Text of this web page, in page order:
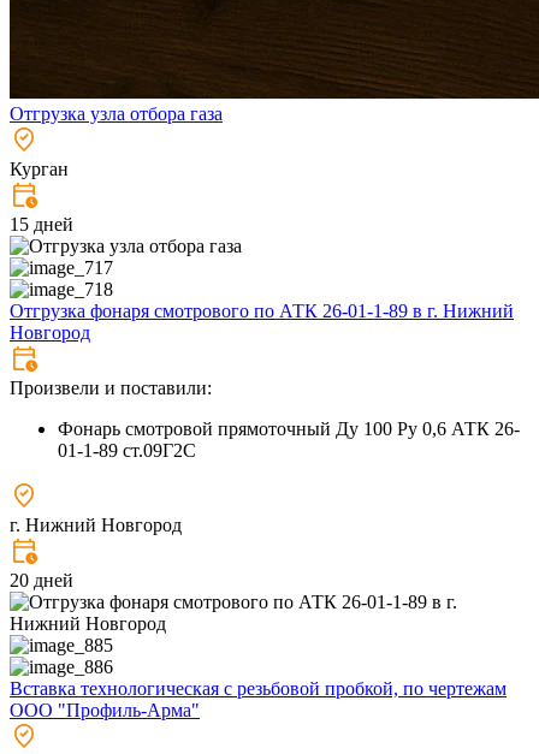
Отгрузка узла отбора газа
Курган
15 дней
Отгрузка фонаря смотрового по АТК 26-01-1-89 в г. Нижний
Новгород
Произвели и поставили:
Фонарь смотровой прямоточный Ду 100 Ру 0,6 АТК 26-
01-1-89 ст.09Г2С
г. Нижний Новгород
20 дней
Вставка технологическая с резьбовой пробкой, по чертежам
ООО "Профиль-Арма"